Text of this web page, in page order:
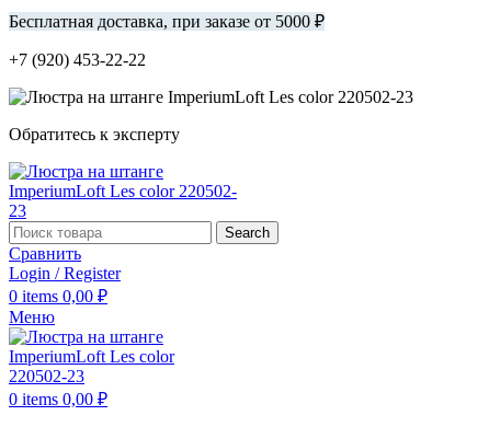
Бесплатная доставка, при заказе от 5000 ₽
+7 (920) 453-22-22
Обратитесь к эксперту
Search
Сравнить
Login / Register
0 items 0,00 ₽
Меню
0 items 0,00 ₽